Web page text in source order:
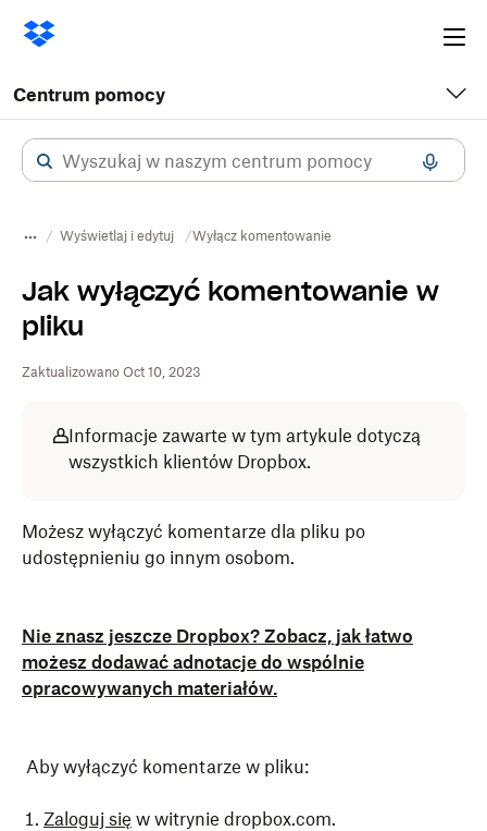
Centrum pomocy
Wyświetlaj i edytuj Wyłącz komentowanie
Jak wyłączyć komentowanie w
pliku
Zaktualizowano Oct 10, 2023
Informacje zawarte w tym artykule dotyczą
wszystkich klientów Dropbox.
Możesz wyłączyć komentarze dla pliku po
udostępnieniu go innym osobom.
Nie znasz jeszcze Dropbox? Zobacz, jak łatwo
możesz dodawać adnotacje do wspólnie
opracowywanych materiałów.
Aby wyłączyć komentarze w pliku:
Zaloguj się w witrynie dropbox.com.